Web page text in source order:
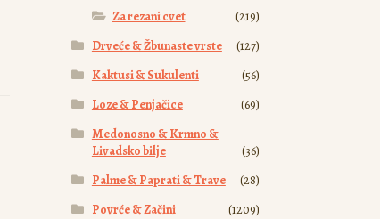
Za rezani cvet
(219)
Drveće & Žbunaste vrste
(127)
Kaktusi & Sukulenti
(56)
Loze & Penjačice
(69)
Medonosno & Krmno &
Livadsko bilje
(36)
Palme & Paprati & Trave
(28)
Povrće & Začini
(1209)